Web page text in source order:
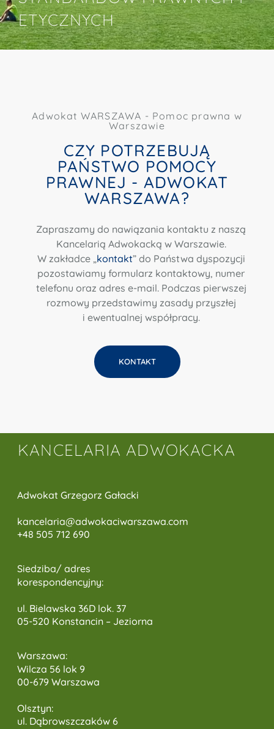
ETYCZNYCH
Adwokat WARSZAWA - Pomoc prawna w
Warszawie
CZY POTRZEBUJĄ
PAŃSTWO POMOCY
PRAWNEJ - ADWOKAT
WARSZAWA?
Zapraszamy do nawiązania kontaktu z naszą
Kancelarią Adwokacką w Warszawie.
W zakładce „kontakt” do Państwa dyspozycji
pozostawiamy formularz kontaktowy, numer
telefonu oraz adres e-mail. Podczas pierwszej
rozmowy przedstawimy zasady przyszłej
i ewentualnej współpracy.
KONTAKT
KANCELARIA ADWOKACKA
Adwokat Grzegorz Gałacki
kancelaria@adwokaciwarszawa.com
+48 505 712 690
Siedziba/ adres
korespondencyjny:
ul. Bielawska 36D lok. 37
05-520 Konstancin – Jeziorna
Warszawa:
Wilcza 56 lok 9
00-679 Warszawa
Olsztyn:
ul. Dąbrowszczaków 6